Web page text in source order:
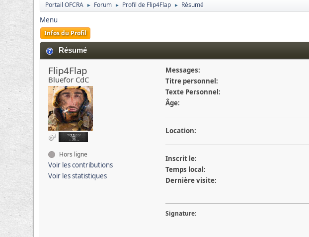
Portail OFCRA ► Forum ► Profil de Flip4Flap ► Résumé
Menu
Infos du Profil
Résumé
Flip4Flap
Bluefor CdC
Hors ligne
Voir les contributions
Voir les statistiques
Messages:
Titre personnel:
Texte Personnel:
Âge:
Location:
Inscrit le:
Temps local:
Dernière visite:
Signature: